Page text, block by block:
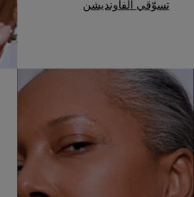
تسوّقي الفاونديشن